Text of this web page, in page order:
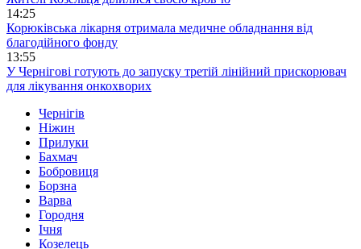
14:25
Корюківська лікарня отримала медичне обладнання від
благодійного фонду
13:55
У Чернігові готують до запуску третій лінійний прискорювач
для лікування онкохворих
Чернігів
Ніжин
Прилуки
Бахмач
Бобровиця
Борзна
Варва
Городня
Ічня
Козелець